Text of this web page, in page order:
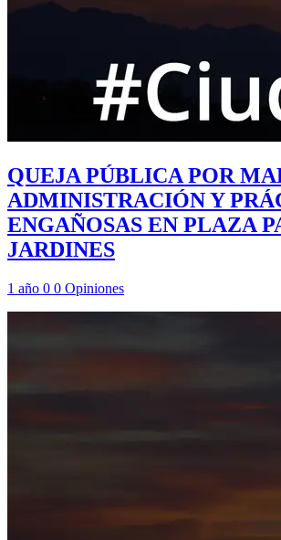
QUEJA PÚBLICA POR
ADMINISTRACIÓN Y
ENGAÑOSAS EN PLAZA
JARDINES
1 año 0 0 Opiniones